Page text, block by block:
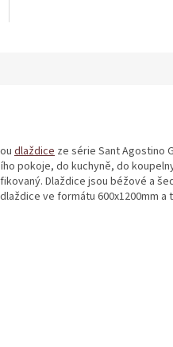
dlaždice ze série Sant Agostino
pokoje, do kuchyně, do
Dlaždice jsou béžové a
ve formátu 600x1200mm a